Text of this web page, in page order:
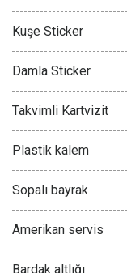
Kuşe Sticker
Damla Sticker
Takvimli Kartvizit
Plastik kalem
Sopalı bayrak
Amerikan servis
Bardak altlığı